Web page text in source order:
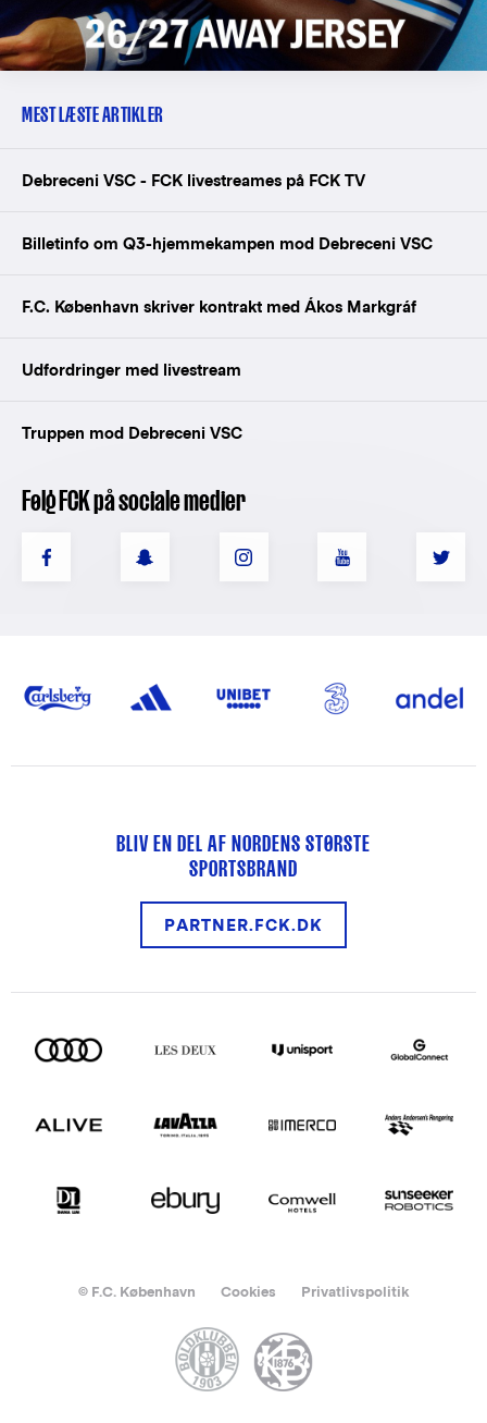
MEST LÆSTE ARTIKLER
Debreceni VSC - FCK livestreames på FCK TV
Billetinfo om Q3-hjemmekampen mod Debreceni VSC
F.C. København skriver kontrakt med Ákos Markgráf
Udfordringer med livestream
Truppen mod Debreceni VSC
Følg FCK på sociale medier
BLIV EN DEL AF NORDENS STØRSTE
SPORTSBRAND
PARTNER.FCK.DK
© F.C. København Cookies Privatlivspolitik